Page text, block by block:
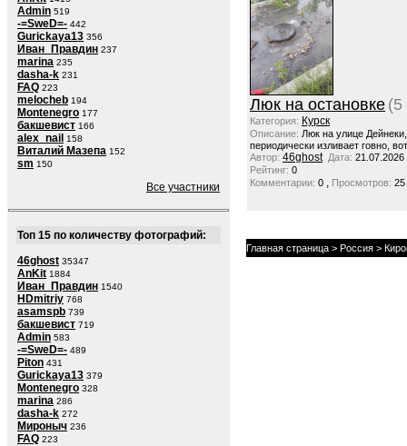
Admin 519
-=SweD=- 442
Gurickaya13 356
Иван_Правдин 237
marina 235
dasha-k 231
FAQ 223
melocheb 194
Montenegro 177
бакшевист 166
alex_nail 158
Виталий Мазепа 152
sm 150
Все участники
Топ 15 по количеству фотографий:
46ghost 35347
AnKit 1884
Иван_Правдин 1540
HDmitriy 768
asamspb 739
бакшевист 719
Admin 583
-=SweD=- 489
Piton 431
Gurickaya13 379
Montenegro 328
marina 286
dasha-k 272
Мироныч 236
FAQ 223
Люк на остановке (5
Категория: Курск
Описание: Люк на улице
периодически изливает говно,
Автор: 46ghost Дата: 21.07.2026
Рейтинг: 0
Комментарии: 0 , Просмотров: 25
Главная страница > Россия >